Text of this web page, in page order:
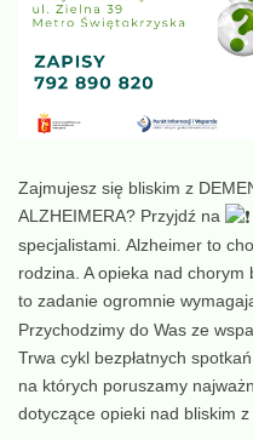
Zajmujesz się bliskim z
ALZHEIMERA? Przyjdź na
specjalistami. Alzheimer to
rodzina. A opieka nad chorym
to zadanie ogromnie
Przychodzimy do Was ze
Trwa cykl bezpłatnych
na których poruszamy
dotyczące opieki nad bliskim